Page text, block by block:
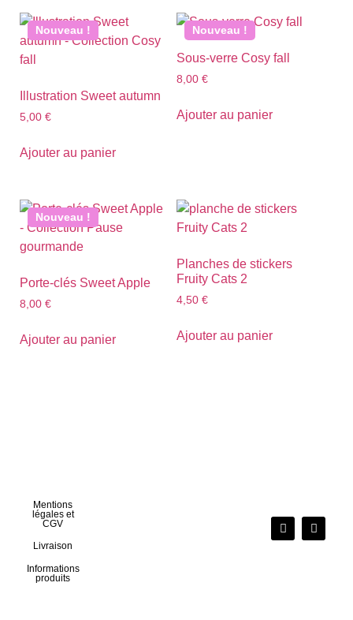
Nouveau !
Illustration Sweet autumn
5,00 €
Ajouter au panier
Nouveau !
Sous-verre Cosy fall
8,00 €
Ajouter au panier
Nouveau !
Porte-clés Sweet Apple
8,00 €
Ajouter au panier
Planches de stickers
Fruity Cats 2
4,50 €
Ajouter au panier
Mentions
légales et
CGV
Livraison
Informations
produits